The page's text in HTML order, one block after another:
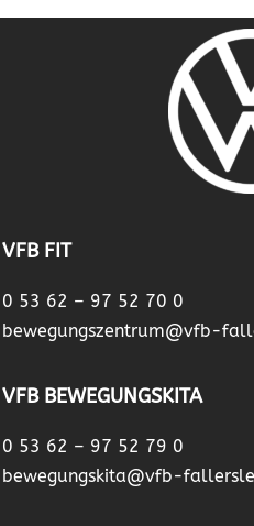
VFB FIT
0 53 62 – 97 52 70 0
bewegungszentrum@vfb-
VFB BEWEGUNGSKITA
0 53 62 – 97 52 79 0
bewegungskita@vfb-